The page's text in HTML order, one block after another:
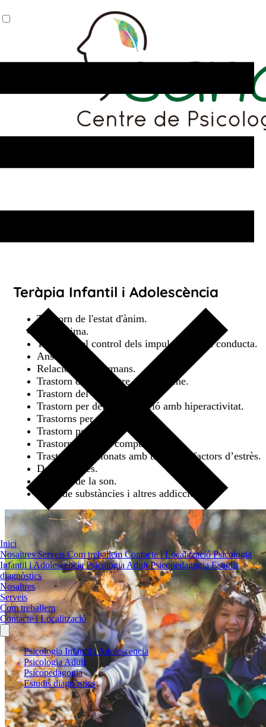
Inici
NosaltresServeisCom treballemContacte i LocalitzacióPsicologia
Infantil i AdolescenciaPsicologia AdultPsicopedagogiaEstudis
diagnòstics
Nosaltres
Serveis
Com treballem
Contacte i Localització
Psicologia Infantil i Adolescencia
Psicologia Adult
Psicopedagogia
Estudis diagnòstics
Teràpia Infantil i Adolescència
Trastorn de l'estat d'ànim.
Autoestima.
Trastorn del control dels impulsos i de la conducta.
Ansietat.
Relació entre germans.
Trastorn de l’espectre de l’autisme.
Trastorn del vincle.
Trastorn per dèficit d'atenció amb hiperactivitat.
Trastorns per tics.
Trastorn psicòtic.
Trastorn obsessiu compulsiu.
Trastorns relacionats amb traumes i factors d’estrès.
Dol i pèrdues.
Trastorn de la son.
Abús de substàncies i altres addiccions.